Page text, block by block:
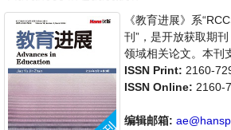
《教育进展》系
刊”，是开放获取期
领域相关论文。本刊
新，倡导科学，繁荣
为一体，旨在给世界
域内不同方向问题与
ISSN Print: 2160-
ISSN Online: 2160-
编辑邮箱: